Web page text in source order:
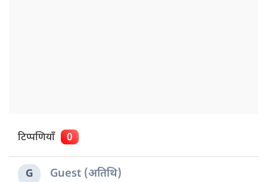
टिप्पणियाँ 0
G Guest (अतिथि)